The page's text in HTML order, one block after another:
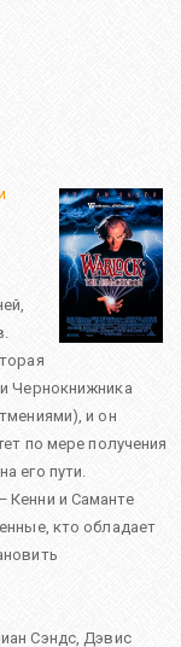
Чернокнижника
и он
по мере получения
его пути.
и Саманте
кто обладает
Сэндс,Дэвис